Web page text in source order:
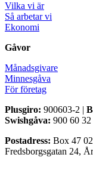
Vilka vi är
Så arbetar vi
Ekonomi
Gåvor
Månadsgivare
Minnesgåva
För företag
Plusgiro: 900603-2 |
Swishgåva: 900 60 32
Postadress: Box 47
Fredsborgsgatan 24,